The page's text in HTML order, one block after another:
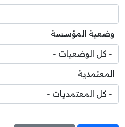
وضعية المؤسسة
المعتمدية